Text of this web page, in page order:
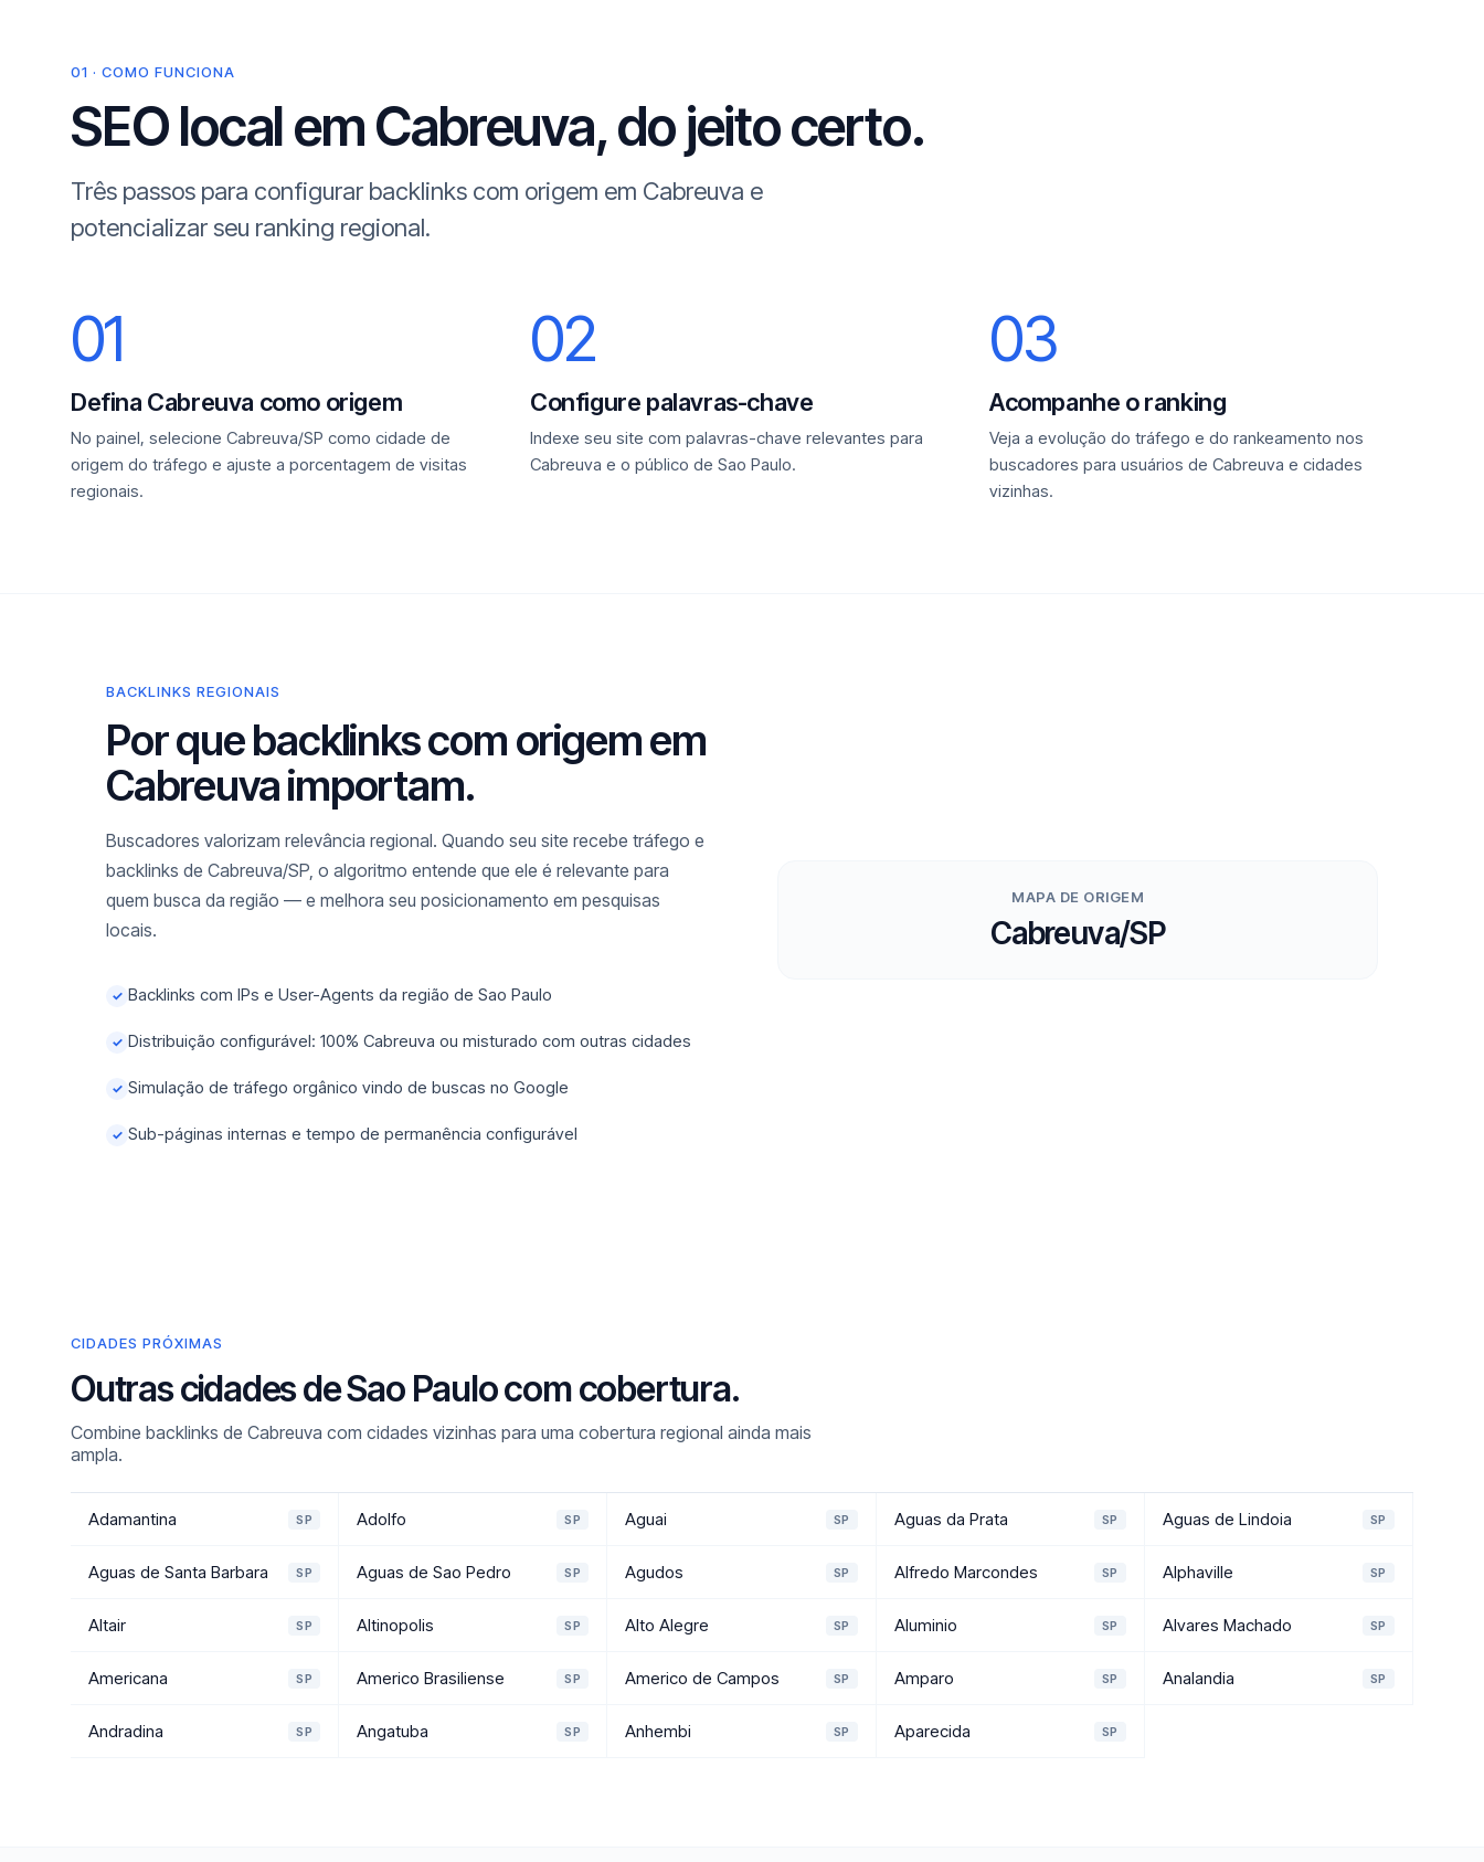
01 · COMO FUNCIONA
SEO local em Cabreuva, do jeito certo.
Três passos para configurar backlinks com origem em Cabreuva e
potencializar seu ranking regional.
01
Defina Cabreuva como origem
No painel, selecione Cabreuva/SP como cidade de
origem do tráfego e ajuste a porcentagem de visitas
regionais.
02
Configure palavras-chave
Indexe seu site com palavras-chave relevantes para
Cabreuva e o público de Sao Paulo.
03
Acompanhe o ranking
Veja a evolução do tráfego e do rankeamento nos
buscadores para usuários de Cabreuva e cidades
vizinhas.
BACKLINKS REGIONAIS
Por que backlinks com origem em
Cabreuva importam.
Buscadores valorizam relevância regional. Quando seu site recebe tráfego e
backlinks de Cabreuva/SP, o algoritmo entende que ele é relevante para
quem busca da região — e melhora seu posicionamento em pesquisas
locais.
✓ Backlinks com IPs e User-Agents da região de Sao Paulo
✓ Distribuição configurável: 100% Cabreuva ou misturado com outras cidades
✓ Simulação de tráfego orgânico vindo de buscas no Google
✓ Sub-páginas internas e tempo de permanência configurável
MAPA DE ORIGEM
Cabreuva/SP
CIDADES PRÓXIMAS
Outras cidades de Sao Paulo com cobertura.
Combine backlinks de Cabreuva com cidades vizinhas para uma cobertura regional ainda mais
ampla.
Adamantina SP Adolfo SP Aguai SP Aguas da Prata SP Aguas de Lindoia SP
Aguas de Santa Barbara SP Aguas de Sao Pedro SP Agudos SP Alfredo Marcondes SP Alphaville SP
Altair SP Altinopolis SP Alto Alegre SP Aluminio SP Alvares Machado SP
Americana SP Americo Brasiliense SP Americo de Campos SP Amparo SP Analandia SP
Andradina SP Angatuba SP Anhembi SP Aparecida SP